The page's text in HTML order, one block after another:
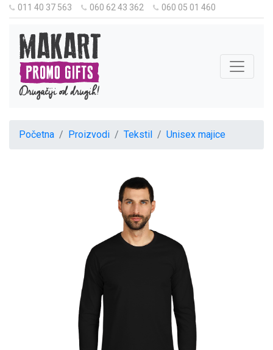
011 40 37 563 060 62 43 362 060 05 01 460
Početna Proizvodi Tekstil Unisex majice